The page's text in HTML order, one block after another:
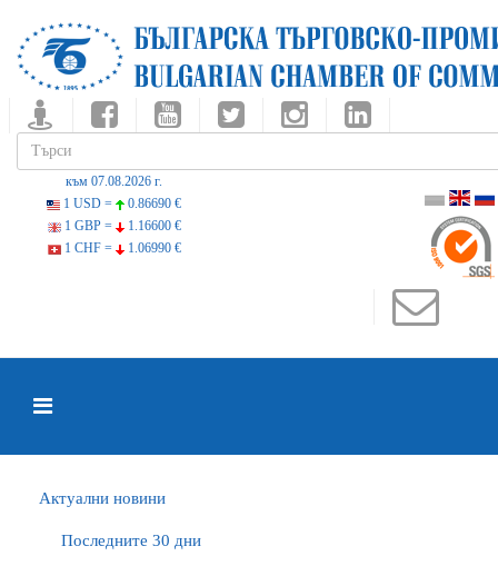
към 07.08.2026 г.
1 USD =
0.86690 €
1 GBP =
1.16600 €
1 CHF =
1.06990 €
Актуални новини
Последните 30 дни